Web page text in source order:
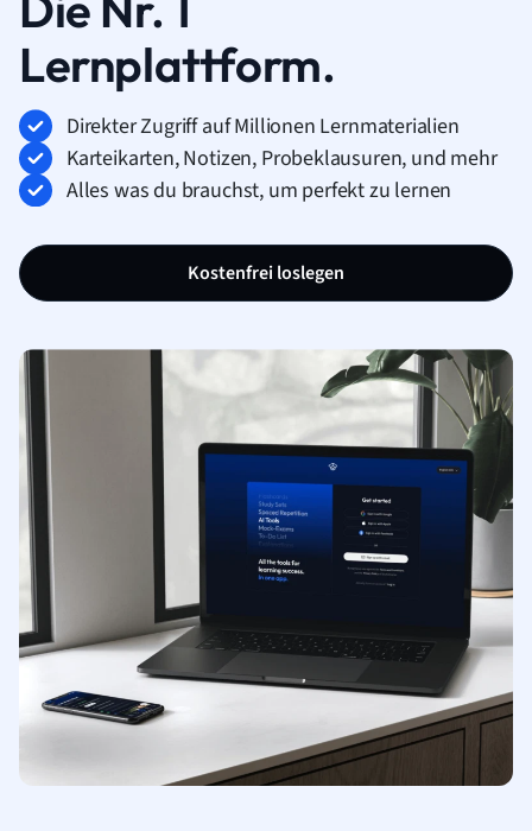
Lernplattform.
Direkter Zugriff auf Millionen Lernmaterialien
Karteikarten, Notizen, Probeklausuren, und mehr
Alles was du brauchst, um perfekt zu lernen
Kostenfrei loslegen